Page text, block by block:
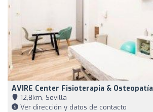
AVIRE Center Fisioterapia & Osteopatía
12,8km, Sevilla
Ver dirección y datos de contacto